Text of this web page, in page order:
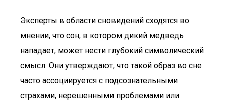
Эксперты в области сновидений сходятся во
мнении, что сон, в котором дикий медведь
нападает, может нести глубокий символический
смысл. Они утверждают, что такой образ во сне
часто ассоциируется с подсознательными
страхами, нерешенными проблемами или